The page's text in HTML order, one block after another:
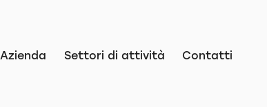
Azienda Settori di attività Contatti